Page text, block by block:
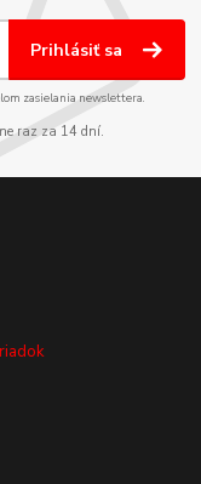
Prihlásiť sa
zasielania newslettera.
raz za 14 dní.